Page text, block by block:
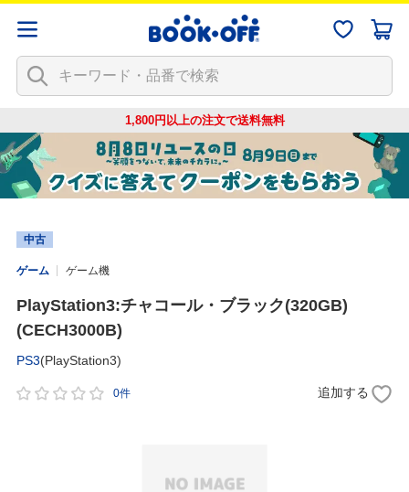
1,800円以上の注文で送料無料
中古
ゲーム ゲーム機
PlayStation3:チャコール・ブラック(320GB)
(CECH3000B)
PS3(PlayStation3)
0件 追加する